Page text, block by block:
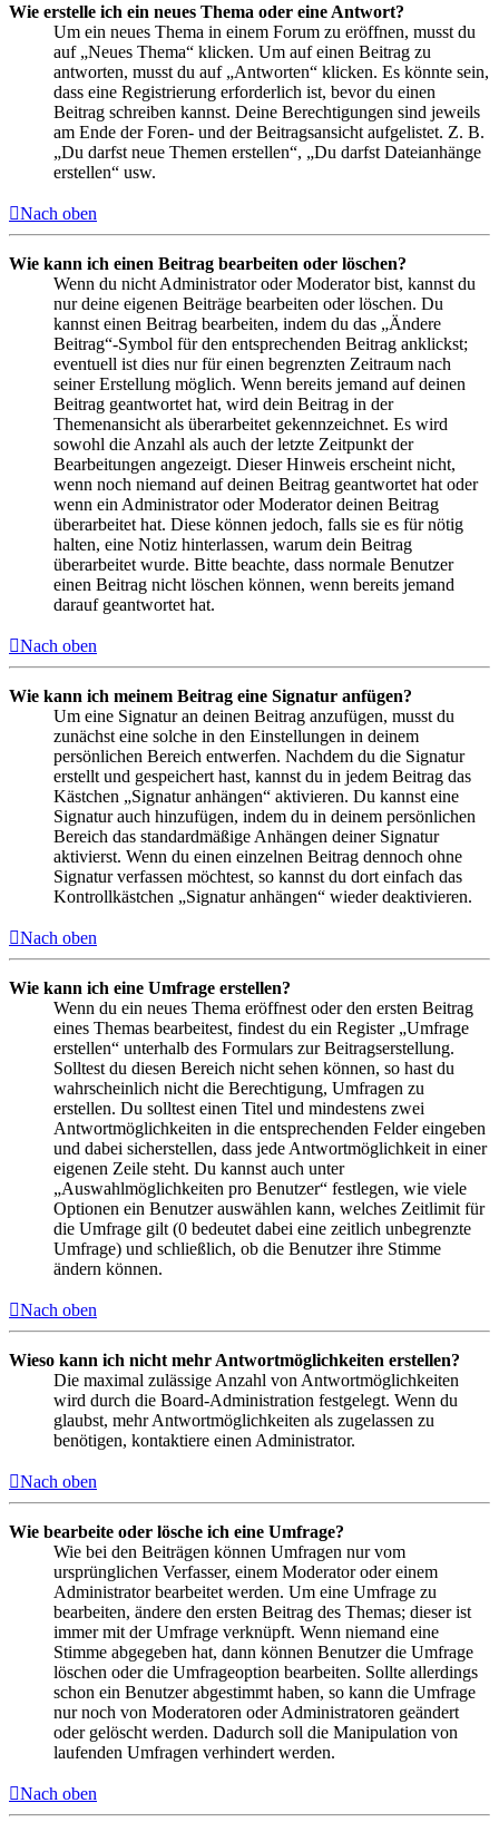
Wie erstelle ich ein neues Thema oder eine Antwort?
Um ein neues Thema in einem Forum zu eröffnen, musst du
auf „Neues Thema“ klicken. Um auf einen Beitrag zu
antworten, musst du auf „Antworten“ klicken. Es könnte sein,
dass eine Registrierung erforderlich ist, bevor du einen
Beitrag schreiben kannst. Deine Berechtigungen sind jeweils
am Ende der Foren- und der Beitragsansicht aufgelistet. Z. B.
„Du darfst neue Themen erstellen“, „Du darfst Dateianhänge
erstellen“ usw.
Nach oben
Wie kann ich einen Beitrag bearbeiten oder löschen?
Wenn du nicht Administrator oder Moderator bist, kannst du
nur deine eigenen Beiträge bearbeiten oder löschen. Du
kannst einen Beitrag bearbeiten, indem du das „Ändere
Beitrag“-Symbol für den entsprechenden Beitrag anklickst;
eventuell ist dies nur für einen begrenzten Zeitraum nach
seiner Erstellung möglich. Wenn bereits jemand auf deinen
Beitrag geantwortet hat, wird dein Beitrag in der
Themenansicht als überarbeitet gekennzeichnet. Es wird
sowohl die Anzahl als auch der letzte Zeitpunkt der
Bearbeitungen angezeigt. Dieser Hinweis erscheint nicht,
wenn noch niemand auf deinen Beitrag geantwortet hat oder
wenn ein Administrator oder Moderator deinen Beitrag
überarbeitet hat. Diese können jedoch, falls sie es für nötig
halten, eine Notiz hinterlassen, warum dein Beitrag
überarbeitet wurde. Bitte beachte, dass normale Benutzer
einen Beitrag nicht löschen können, wenn bereits jemand
darauf geantwortet hat.
Nach oben
Wie kann ich meinem Beitrag eine Signatur anfügen?
Um eine Signatur an deinen Beitrag anzufügen, musst du
zunächst eine solche in den Einstellungen in deinem
persönlichen Bereich entwerfen. Nachdem du die Signatur
erstellt und gespeichert hast, kannst du in jedem Beitrag das
Kästchen „Signatur anhängen“ aktivieren. Du kannst eine
Signatur auch hinzufügen, indem du in deinem persönlichen
Bereich das standardmäßige Anhängen deiner Signatur
aktivierst. Wenn du einen einzelnen Beitrag dennoch ohne
Signatur verfassen möchtest, so kannst du dort einfach das
Kontrollkästchen „Signatur anhängen“ wieder deaktivieren.
Nach oben
Wie kann ich eine Umfrage erstellen?
Wenn du ein neues Thema eröffnest oder den ersten Beitrag
eines Themas bearbeitest, findest du ein Register „Umfrage
erstellen“ unterhalb des Formulars zur Beitragserstellung.
Solltest du diesen Bereich nicht sehen können, so hast du
wahrscheinlich nicht die Berechtigung, Umfragen zu
erstellen. Du solltest einen Titel und mindestens zwei
Antwortmöglichkeiten in die entsprechenden Felder eingeben
und dabei sicherstellen, dass jede Antwortmöglichkeit in einer
eigenen Zeile steht. Du kannst auch unter
„Auswahlmöglichkeiten pro Benutzer“ festlegen, wie viele
Optionen ein Benutzer auswählen kann, welches Zeitlimit für
die Umfrage gilt (0 bedeutet dabei eine zeitlich unbegrenzte
Umfrage) und schließlich, ob die Benutzer ihre Stimme
ändern können.
Nach oben
Wieso kann ich nicht mehr Antwortmöglichkeiten erstellen?
Die maximal zulässige Anzahl von Antwortmöglichkeiten
wird durch die Board-Administration festgelegt. Wenn du
glaubst, mehr Antwortmöglichkeiten als zugelassen zu
benötigen, kontaktiere einen Administrator.
Nach oben
Wie bearbeite oder lösche ich eine Umfrage?
Wie bei den Beiträgen können Umfragen nur vom
ursprünglichen Verfasser, einem Moderator oder einem
Administrator bearbeitet werden. Um eine Umfrage zu
bearbeiten, ändere den ersten Beitrag des Themas; dieser ist
immer mit der Umfrage verknüpft. Wenn niemand eine
Stimme abgegeben hat, dann können Benutzer die Umfrage
löschen oder die Umfrageoption bearbeiten. Sollte allerdings
schon ein Benutzer abgestimmt haben, so kann die Umfrage
nur noch von Moderatoren oder Administratoren geändert
oder gelöscht werden. Dadurch soll die Manipulation von
laufenden Umfragen verhindert werden.
Nach oben